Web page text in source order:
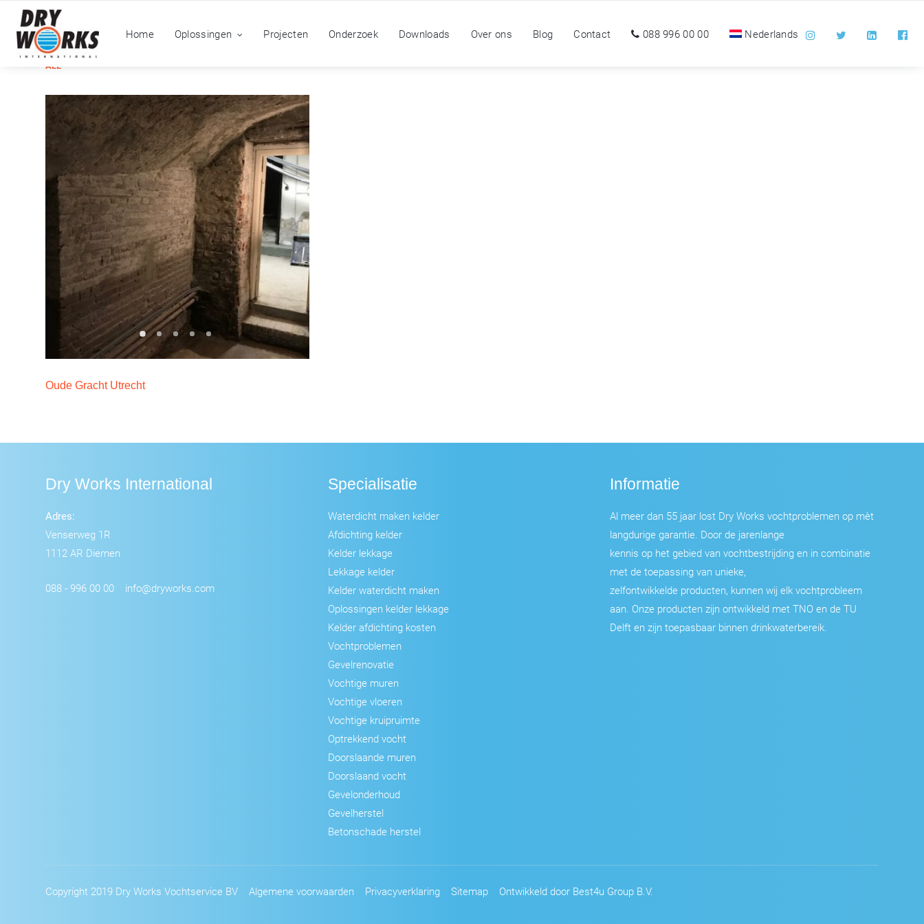
Home Oplossingen Projecten Onderzoek Downloads Over ons Blog Contact 088 996 00 00 Nederlands
ALL
Oude Gracht Utrecht
Dry Works International
Adres:
Venserweg 1R
1112 AR Diemen
088 - 996 00 00 info@dryworks.com
Specialisatie
Waterdicht maken kelder
Afdichting kelder
Kelder lekkage
Lekkage kelder
Kelder waterdicht maken
Oplossingen kelder lekkage
Kelder afdichting kosten
Vochtproblemen
Gevelrenovatie
Vochtige muren
Vochtige vloeren
Vochtige kruipruimte
Optrekkend vocht
Doorslaande muren
Doorslaand vocht
Gevelonderhoud
Gevelherstel
Betonschade herstel
Informatie
Al meer dan 55 jaar lost Dry Works vochtproblemen op mèt
langdurige garantie. Door de jarenlange
kennis op het gebied van vochtbestrijding en in combinatie
met de toepassing van unieke,
zelfontwikkelde producten, kunnen wij elk vochtprobleem
aan. Onze producten zijn ontwikkeld met TNO en de TU
Delft en zijn toepasbaar binnen drinkwaterbereik.
Copyright 2019 Dry Works Vochtservice BV Algemene voorwaarden Privacyverklaring Sitemap Ontwikkeld door Best4u Group B.V.